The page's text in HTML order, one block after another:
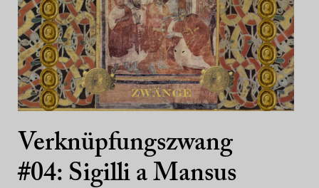
Verknüpfungszwang
#04: Sigilli a Mansus